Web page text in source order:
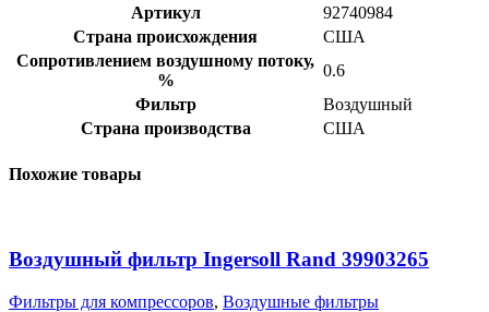
Артикул
92740984
Страна происхождения
США
Сопротивлением воздушному потоку,
%
0.6
Фильтр
Воздушный
Страна производства
США
Похожие товары
Воздушный фильтр Ingersoll Rand 39903265
Фильтры для компрессоров, Воздушные фильтры